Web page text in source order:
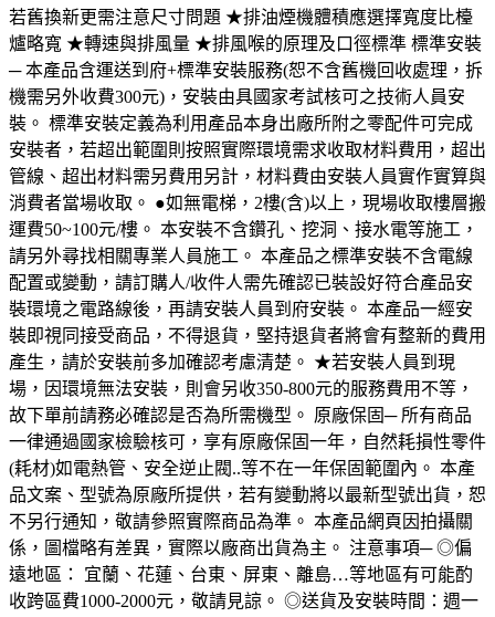
若舊換新更需注意尺寸問題 ★排油煙機體積應選擇寬度比檯
爐略寬 ★轉速與排風量 ★排風喉的原理及口徑標準 標準安裝
─ 本產品含運送到府+標準安裝服務(恕不含舊機回收處理，拆
機需另外收費300元)，安裝由具國家考試核可之技術人員安
裝。 標準安裝定義為利用產品本身出廠所附之零配件可完成
安裝者，若超出範圍則按照實際環境需求收取材料費用，超出
管線、超出材料需另費用另計，材料費由安裝人員實作實算與
消費者當場收取。 ●如無電梯，2樓(含)以上，現場收取樓層搬
運費50~100元/樓。 本安裝不含鑽孔、挖洞、接水電等施工，
請另外尋找相關專業人員施工。 本產品之標準安裝不含電線
配置或變動，請訂購人/收件人需先確認已裝設好符合產品安
裝環境之電路線後，再請安裝人員到府安裝。 本產品一經安
裝即視同接受商品，不得退貨，堅持退貨者將會有整新的費用
產生，請於安裝前多加確認考慮清楚。 ★若安裝人員到現
場，因環境無法安裝，則會另收350-800元的服務費用不等，
故下單前請務必確認是否為所需機型。 原廠保固─ 所有商品
一律通過國家檢驗核可，享有原廠保固一年，自然耗損性零件
(耗材)如電熱管、安全逆止閥..等不在一年保固範圍內。 本產
品文案、型號為原廠所提供，若有變動將以最新型號出貨，恕
不另行通知，敬請參照實際商品為準。 本產品網頁因拍攝關
係，圖檔略有差異，實際以廠商出貨為主。 注意事項─ ◎偏
遠地區： 宜蘭、花蓮、台東、屏東、離島…等地區有可能酌
收跨區費1000-2000元，敬請見諒。 ◎送貨及安裝時間：週一